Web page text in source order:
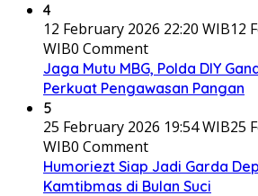
4
12 February 2026 22:20 WIB12
WIB0 Comment
Jaga Mutu MBG, Polda DIY
Perkuat Pengawasan Pangan
5
25 February 2026 19:54 WIB25
WIB0 Comment
Humoriezt Siap Jadi Garda
Kamtibmas di Bulan Suci